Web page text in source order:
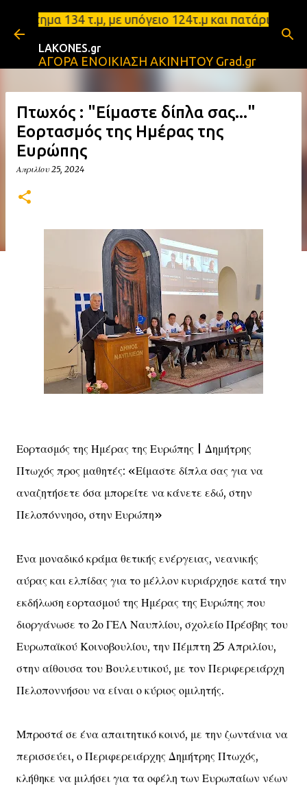
Μετάβαση στο κύριο περιεχόμενο
τ.μ, με υπόγειο 124τ.μ και πατάρι 48 τ.μ
LAKONES.gr
ΑΓΟΡΑ ΕΝΟΙΚΙΑΣΗ ΑΚΙΝΗΤΟΥ Grad.gr
Πτωχός : "Είμαστε δίπλα σας..."
Εορτασμός της Ημέρας της
Ευρώπης
Απριλίου 25, 2024
Εορτασμός της Ημέρας της Ευρώπης | Δημήτρης
Πτωχός προς μαθητές: «Είμαστε δίπλα σας για να
αναζητήσετε όσα μπορείτε να κάνετε εδώ, στην
Πελοπόννησο, στην Ευρώπη»
Ένα μοναδικό κράμα θετικής ενέργειας, νεανικής
αύρας και ελπίδας για το μέλλον κυριάρχησε κατά την
εκδήλωση εορτασμού της Ημέρας της Ευρώπης που
διοργάνωσε το 2ο ΓΕΛ Ναυπλίου, σχολείο Πρέσβης του
Ευρωπαϊκού Κοινοβουλίου, την Πέμπτη 25 Απριλίου,
στην αίθουσα του Βουλευτικού, με τον Περιφερειάρχη
Πελοποννήσου να είναι ο κύριος ομιλητής.
Μπροστά σε ένα απαιτητικό κοινό, με την ζωντάνια να
περισσεύει, ο Περιφερειάρχης Δημήτρης Πτωχός,
κλήθηκε να μιλήσει για τα οφέλη των Ευρωπαίων νέων